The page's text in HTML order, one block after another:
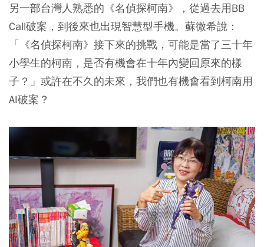
另一部台灣人熟悉的《名偵探柯南》，從過去用BB
Call破案，到後來也出現智慧型手機。蘇微希說：
「《名偵探柯南》接下來的挑戰，可能是當了三十年
小學生的柯南，是否有機會在十年內變回原來的樣
子？」或許在不久的未來，我們也有機會看到柯南用
AI破案？